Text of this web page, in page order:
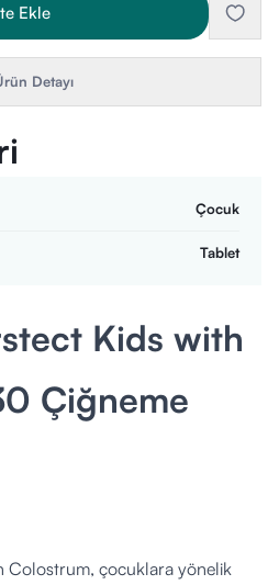
Ekle
Detayı
Çocuk
Tablet
Kids with
Çiğneme
Colostrum, çocuklara yönelik